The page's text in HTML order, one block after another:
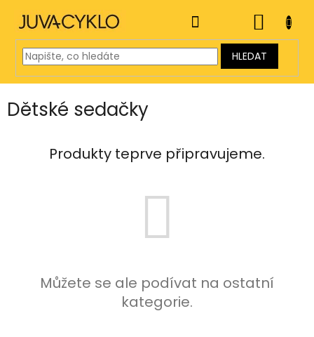
obsah
HLEDAT
KOŠÍK
Dětské sedačky
Produkty teprve připravujeme.
Můžete se ale podívat na ostatní
kategorie.